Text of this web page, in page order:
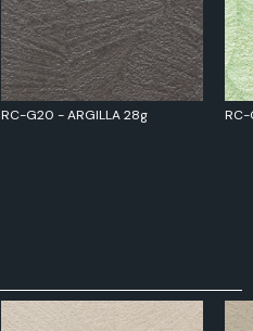
RC-G20 - ARGILLA 28g RC-